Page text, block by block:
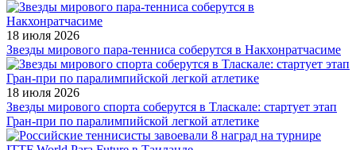
18 июля 2026
Звезды мирового пара-тенниса соберутся в Накхонратчасиме
18 июля 2026
Звезды мирового спорта соберутся в Тласкале: стартует этап
Гран-при по паралимпийской легкой атлетике